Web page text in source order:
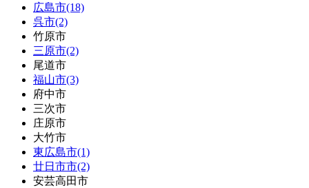
広島市(18)
呉市(2)
竹原市
三原市(2)
尾道市
福山市(3)
府中市
三次市
庄原市
大竹市
東広島市(1)
廿日市市(2)
安芸高田市